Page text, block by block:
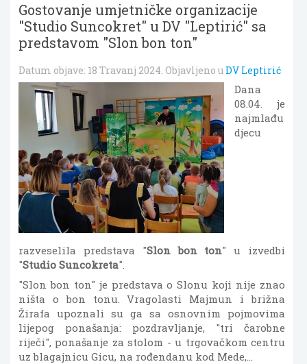
Gostovanje umjetničke organizacije
"Studio Suncokret" u DV "Leptirić" sa
predstavom "Slon bon ton"
Datum objave: 18 Travanj 2024. Objavljeno uDV Leptirić
Dana
08.04. je
najmlađu
djecu
razveselila predstava "Slon bon ton" u izvedbi
"Studio Suncokreta".
"Slon bon ton" je predstava o Slonu koji nije znao
ništa o bon tonu. Vragolasti Majmun i brižna
Žirafa upoznali su ga sa osnovnim pojmovima
lijepog ponašanja: pozdravljanje, "tri čarobne
riječi", ponašanje za stolom - u trgovačkom centru
uz blagajnicu Gicu, na rođendanu kod Mede,...